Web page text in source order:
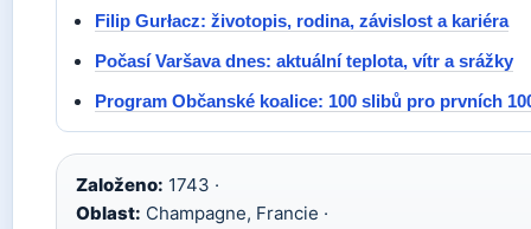
Filip Gurłacz: životopis, rodina, závislost a kariéra
Počasí Varšava dnes: aktuální teplota, vítr a srážky
Program Občanské koalice: 100 slibů pro prvních
Založeno: 1743 ·
Oblast: Champagne, Francie ·